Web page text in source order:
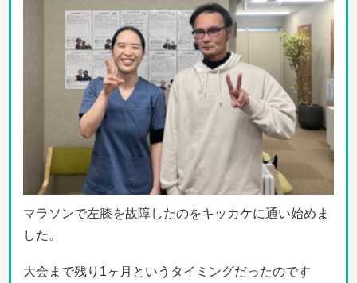
マラソンで左膝を故障したのをキッカケに通い始めま
した。
大会まで残り1ヶ月というタイミングだったのです